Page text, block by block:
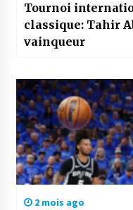
Tournoi
classique: Tahir
vainqueur
2 mois ago